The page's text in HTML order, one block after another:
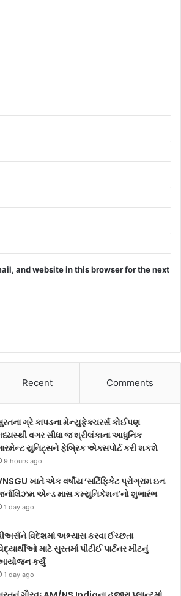
and website in this browser for the next
Recent Comments
ગ્રે કાપડના મેન્યુફેક્ચરર્સ કોઈપણ
વગર સીધા જ શ્રીલંકાના આધુનિક
યુનિટ્સને ફેબ્રિક એક્સપોર્ટ કરી શકશે
9 hours ago
ખાતે એક વર્ષીય ‘સર્ટિફિકેટ પ્રોગ્રામ ઇન
એન્ડ માસ કમ્યુનિકેશન’નો શુભારંભ
1 day ago
વિદેશમાં અભ્યાસ કરવા ઈચ્છતા
માટે સુરતમાં પીટીઈ પાર્ટનર મીટનું
કર્યું
1 day ago